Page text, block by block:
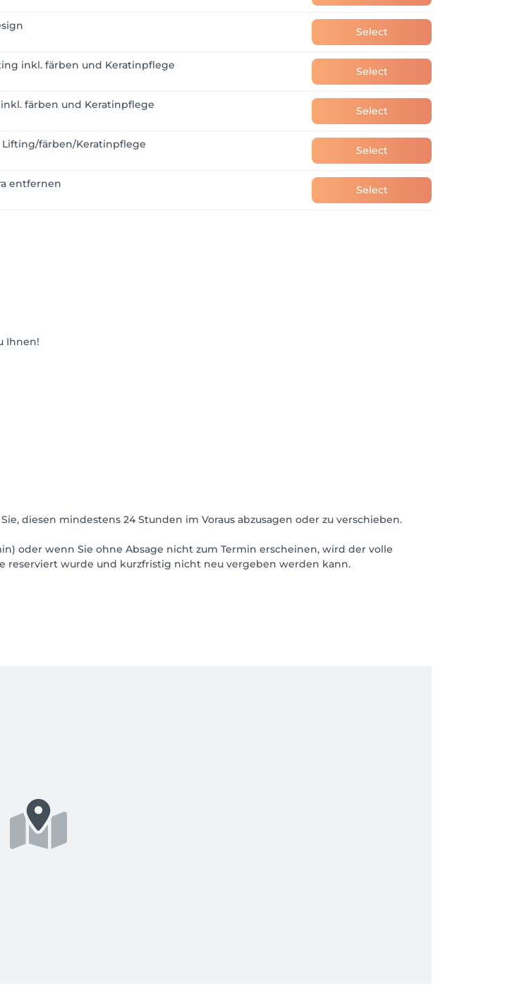
Select
inkl. färben und Keratinpflege Select
färben und Keratinpflege Select
färben/Keratinpflege Select
entfernen Select
Ihnen!
diesen mindestens 24 Stunden im Voraus abzusagen oder zu verschieben.
oder wenn Sie ohne Absage nicht zum Termin erscheinen, wird der volle
reserviert wurde und kurzfristig nicht neu vergeben werden kann.